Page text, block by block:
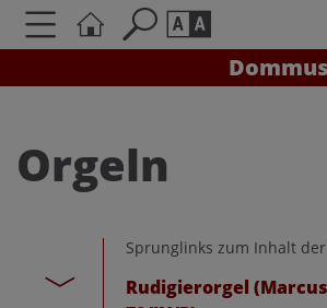
Schriftgröße
A A
Kontrasteinstellungen
Orgeln
Sprunglinks zum Inhalt
Rudigierorgel